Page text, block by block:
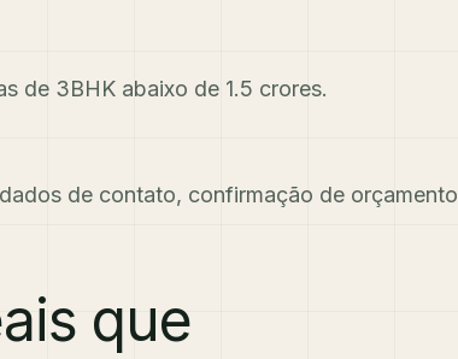
de 3BHK abaixo de 1.5 crores.
de contato, confirmação de orçamento
que